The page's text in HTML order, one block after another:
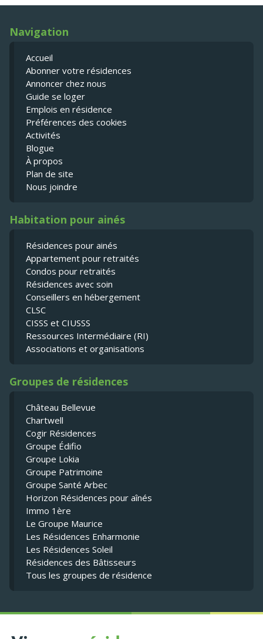
Navigation
Accueil
Abonner votre résidences
Annoncer chez nous
Guide se loger
Emplois en résidence
Préférences des cookies
Activités
Blogue
À propos
Plan de site
Nous joindre
Habitation pour ainés
Résidences pour ainés
Appartement pour retraités
Condos pour retraités
Résidences avec soin
Conseillers en hébergement
CLSC
CISSS et CIUSSS
Ressources Intermédiaire (RI)
Associations et organisations
Groupes de résidences
Château Bellevue
Chartwell
Cogir Résidences
Groupe Édifio
Groupe Lokia
Groupe Patrimoine
Groupe Santé Arbec
Horizon Résidences pour aînés
Immo 1ère
Le Groupe Maurice
Les Résidences Enharmonie
Les Résidences Soleil
Résidences des Bâtisseurs
Tous les groupes de résidence